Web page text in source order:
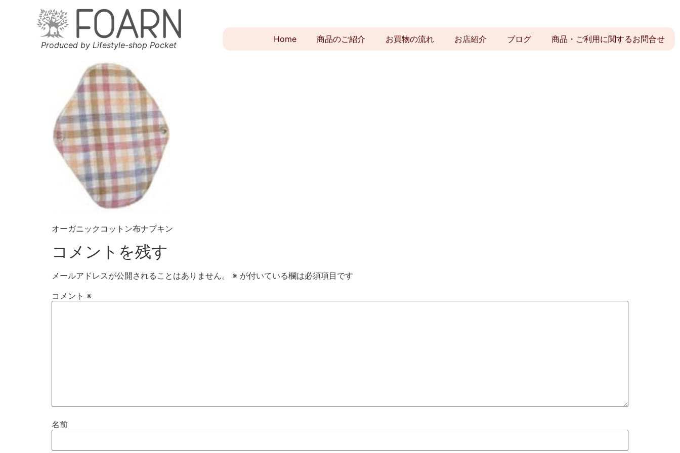
Produced by Lifestyle-shop Pocket
Home 商品のご紹介 お買物の流れ お店紹介 ブログ 商品・ご利用に関するお問合せ
オーガニックコットン布ナプキン
コメントを残す
メールアドレスが公開されることはありません。 ※ が付いている欄は必須項目です
コメント ※
名前